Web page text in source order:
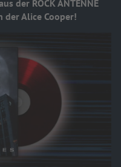
der ROCK ANTENNE
der Alice Cooper!